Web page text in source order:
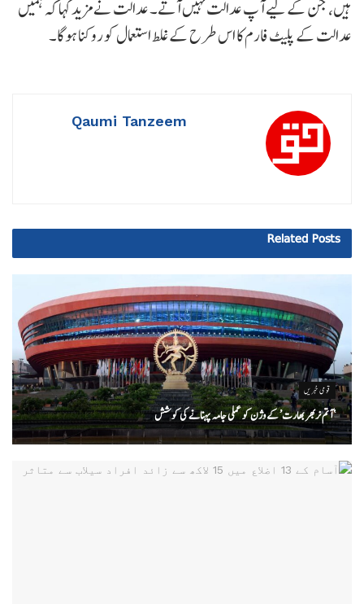
ہیں، جن کے لیے آپ عدالت نہیں آتے۔ عدالت نے مزید کہا کہ ہمیں
عدالت کے پلیٹ فارم کا اس طرح کے غلط استعمال کو روکنا ہوگا۔
Qaumi Tanzeem
Related Posts
قومی خبریں
‘ آتم نربھر بھارت’ کے وژن کو عملی جامہ پہنانے کی کوشش